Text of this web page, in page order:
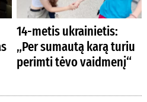
14-metis ukrainietis:
„Per sumautą karą turiu
perimti tėvo vaidmenį“